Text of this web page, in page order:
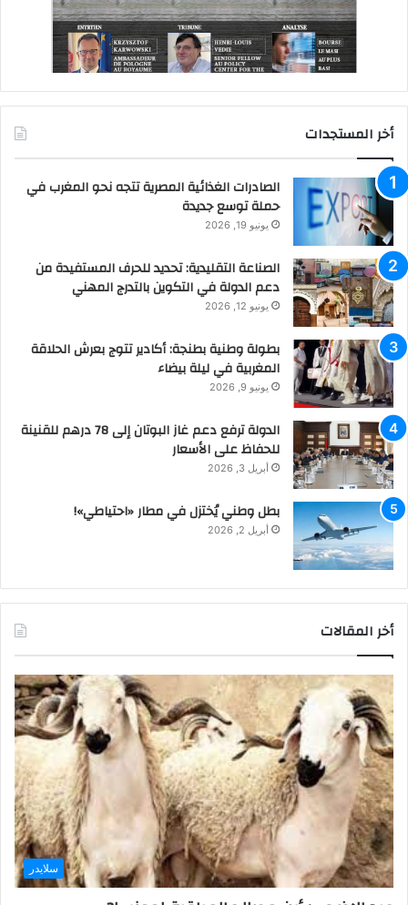
أخر المستجدات
الصادرات الغذائية المصرية تتجه نحو المغرب في
حملة توسع جديدة
يونيو 19, 2026
الصناعة التقليدية: تحديد للحرف المستفيدة من
دعم الدولة في التكوين بالتدرج المهني
يونيو 12, 2026
بطولة وطنية بطنجة: أكادير تتوج بعرش الحلاقة
المغربية في ليلة بيضاء
يونيو 9, 2026
الدولة ترفع دعم غاز البوتان إلى 78 درهم للقنينة
للحفاظ على الأسعار
أبريل 3, 2026
بطل وطني يُختزل في مطار «احتياطي»!
أبريل 2, 2026
أخر المقالات
سلايدر